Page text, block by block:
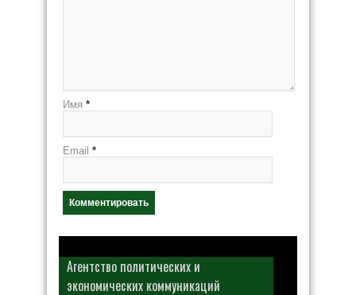
Имя *
Email *
Агентство политических и
экономических коммуникаций